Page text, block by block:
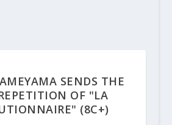
SENDS THE
OF "LA
(8C+)